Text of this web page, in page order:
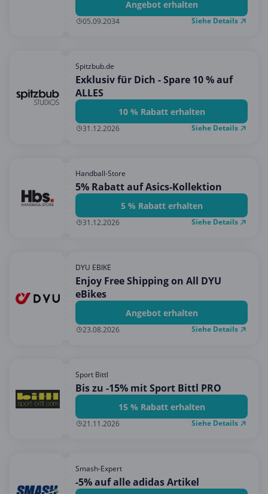
Angebot erhalten
05.09.2034 Siehe Details
Spitzbub.de
Exklusiv für Dich - Spare 10 % auf
ALLES
10 % Rabatt erhalten
31.12.2026 Siehe Details
Handball-Store
5% Rabatt auf Asics-Kollektion
5 % Rabatt erhalten
31.12.2026 Siehe Details
DYU EBIKE
Enjoy Free Shipping on All DYU
eBikes
Angebot erhalten
23.08.2026 Siehe Details
Sport Bittl
Bis zu -15% mit Sport Bittl PRO
15 % Rabatt erhalten
21.11.2026 Siehe Details
Smash-Expert
-5% auf alle adidas Artikel